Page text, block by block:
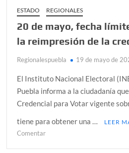
ESTADO REGIONALES
20 de mayo, fecha
la reimpresión de la
Regionalespuebla 19 de mayo de
El Instituto Nacional Electoral
Puebla informa a la ciudadanía
Credencial para Votar vigente
tiene para obtener una …
LEER
Comentaren